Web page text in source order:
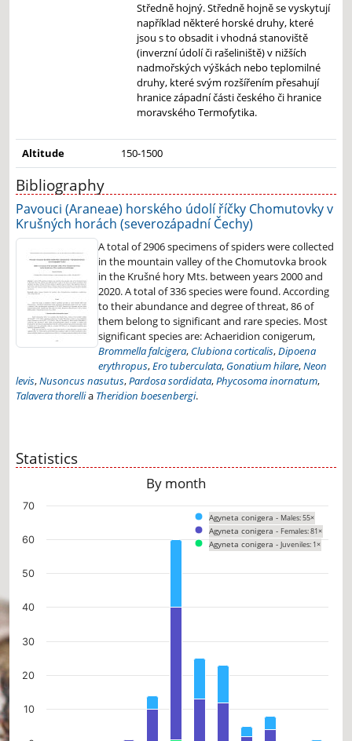
Středně hojný. Středně hojně se vyskytují
například některé horské druhy, které
jsou s to obsadit i vhodná stanoviště
(inverzní údolí či rašeliniště) v nižších
nadmořských výškách nebo teplomilné
druhy, které svým rozšířením přesahují
hranice západní části českého či hranice
moravského Termofytika.
Altitude 150-1500
Bibliography
Pavouci (Araneae) horského údolí říčky Chomutovky v
Krušných horách (severozápadní Čechy)
A total of 2906 specimens of spiders were collected
in the mountain valley of the Chomutovka brook
in the Krušné hory Mts. between years 2000 and
2020. A total of 336 species were found. According
to their abundance and degree of threat, 86 of
them belong to significant and rare species. Most
significant species are: Achaeridion conigerum,
Brommella falcigera, Clubiona corticalis,Dipoena
erythropus,Ero tuberculata, Gonatium hilare,Neon
levis,Nusoncus nasutus,Pardosa sordidata,Phycosoma inornatum,
Talavera thorellia Theridion boesenbergi.
Statistics
By month
Chart
The chart has 1 X axis displaying categories.
The chart has 1 Y axis displaying values. Data ranges from 0 to 60.
Agyneta conigera - Males: 55×
Agyneta conigera - Females: 81×
Agyneta conigera - Juveniles: 1×
10
20
30
40
50
60
70